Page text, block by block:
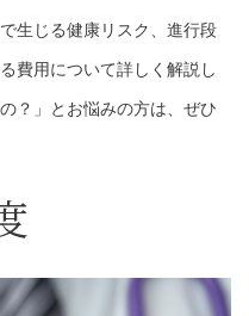
生じる健康リスク、進行段
費用について詳しく解説し
？」とお悩みの方は、ぜひ